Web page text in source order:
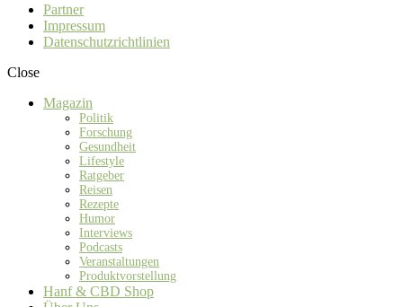
Partner
Impressum
Datenschutzrichtlinien
Close
Magazin
Politik
Forschung
Gesundheit
Lifestyle
Ratgeber
Reisen
Rezepte
Humor
Interviews
Podcasts
Veranstaltungen
Produktvorstellung
Hanf & CBD Shop